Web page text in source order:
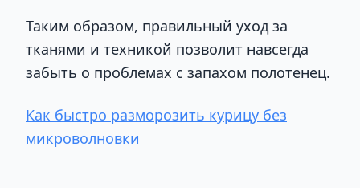
Таким образом, правильный уход за
тканями и техникой позволит навсегда
забыть о проблемах с запахом полотенец.
Как быстро разморозить курицу без
микроволновки